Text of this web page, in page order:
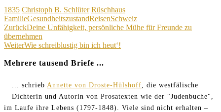
Kategorien
1835 Christoph B. Schlüter RüschhausSchagwörter
FamilieGesundheitszustandReisenSchweiz
Beitragsnavigation
ZurückDeine Unfähigkeit, persönliche Mühe für Freunde zu
übernehmen
WeiterWie schreiblustig bin ich heut‘!
Mehrere tausend Briefe ...
... schrieb Annette von Droste-Hülshoff , die westfälische
Dichterin und Autorin von Prosatexten wie der "Judenbuche",
im Laufe ihre Lebens (1797-1848). Viele sind nicht erhalten –